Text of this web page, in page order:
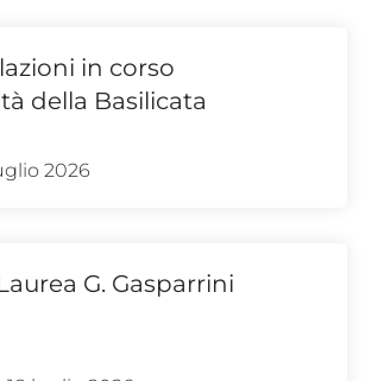
in corso
della Basilicata
2026
G. Gasparrini